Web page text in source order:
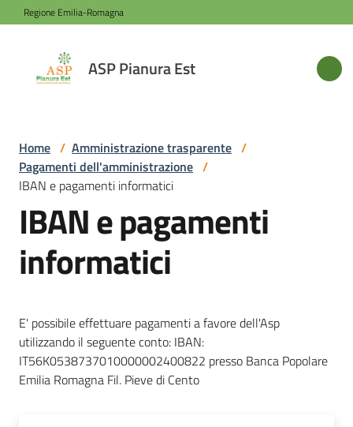
Vai al contenuto
Vai alla navigazione
Vai al footer
Regione Emilia-Romagna
ASP Pianura Est
ASP
Pianura
Azienda
Novità
Servizi
Sede
e
contatti
Home / Amministrazione trasparente /
Pagamenti dell'amministrazione /
IBAN e pagamenti informatici
IBAN e pagamenti
informatici
E' possibile effettuare pagamenti a favore dell'Asp
utilizzando il seguente conto: IBAN:
IT56K0538737010000002400822 presso Banca Popolare
Emilia Romagna Fil. Pieve di Cento